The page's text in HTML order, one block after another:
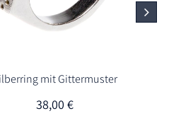
mit Gittermuster
38,00€